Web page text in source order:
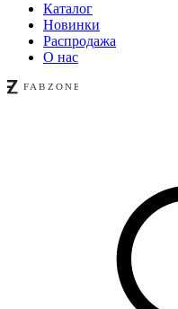
Каталог
Новинки
Распродажа
О нас